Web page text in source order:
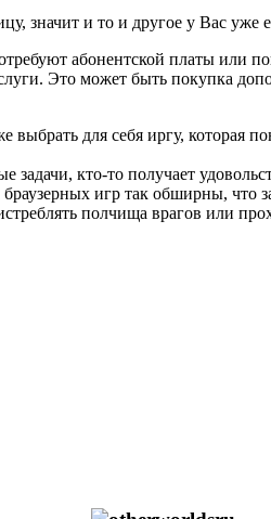
значит и то и другое у Вас уже
абонентской платы или
Это может быть покупка
для себя иргу, которая
кто-то получает
игр так обширны, что
полчища врагов или